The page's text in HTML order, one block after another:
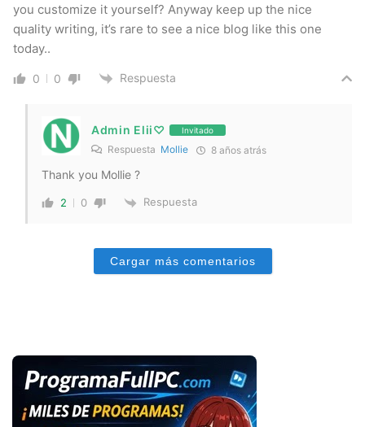
you customize it yourself? Anyway keep up the nice
quality writing, it’s rare to see a nice blog like this one
today..
0 0 Respuesta
Admin Elii♡ Invitado
Respuesta Mollie 8 años atrás
Thank you Mollie ?
2 0 Respuesta
Cargar más comentarios